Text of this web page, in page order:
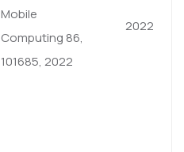
Mobile
Computing 86,
101685, 2022
2022